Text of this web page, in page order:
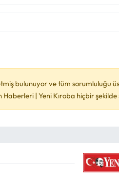
bulunuyor ve tüm sorumluluğu
| Yeni Kıroba hiçbir